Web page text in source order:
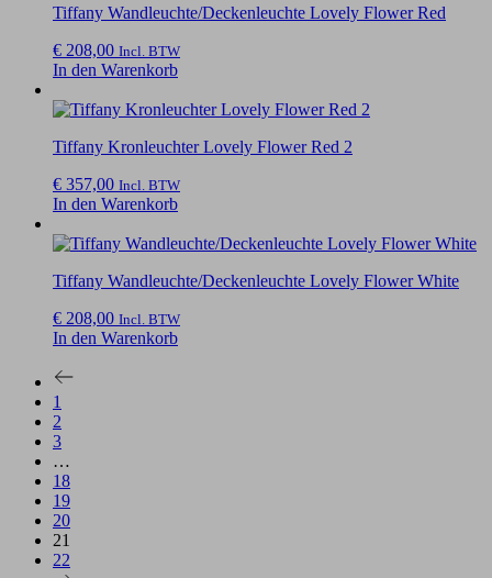
Tiffany Wandleuchte/Deckenleuchte Lovely Flower Red
€ 208,00 Incl. BTW
In den Warenkorb
Tiffany Kronleuchter Lovely Flower Red 2
€ 357,00 Incl. BTW
In den Warenkorb
Tiffany Wandleuchte/Deckenleuchte Lovely Flower White
€ 208,00 Incl. BTW
In den Warenkorb
1
2
3
…
18
19
20
21
22